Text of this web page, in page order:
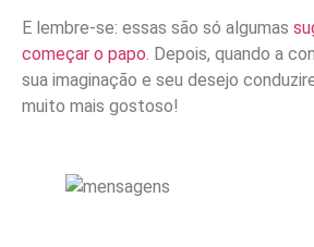
E lembre-se: essas são só algumas
começar o papo. Depois, quando a
sua imaginação e seu desejo
muito mais gostoso!